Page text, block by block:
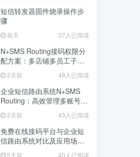
短信转发器固件烧录操作步
骤
前天 37人已阅读
N+SMS Routing接码权限分
配方案：多店铺多员工子账
2天前 48人已阅读
企业短信路由系统N+SMS
Routing：高效管理多账号验
2天前 43人已阅读
免费在线接码平台与企业短
信路由系统对比及应用场景
5天前 40人已阅读